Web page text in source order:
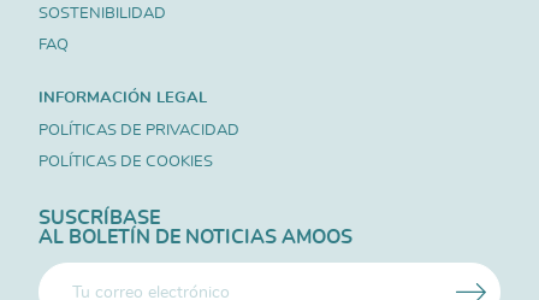
SOSTENIBILIDAD
FAQ
INFORMACIÓN LEGAL
POLÍTICAS DE PRIVACIDAD
POLÍTICAS DE COOKIES
SUSCRÍBASE
AL BOLETÍN DE NOTICIAS AMOOS